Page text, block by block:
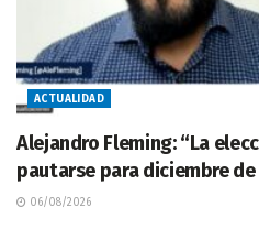
ACTUALIDAD
Alejandro Fleming: “La
pautarse para diciembre de
06/08/2026